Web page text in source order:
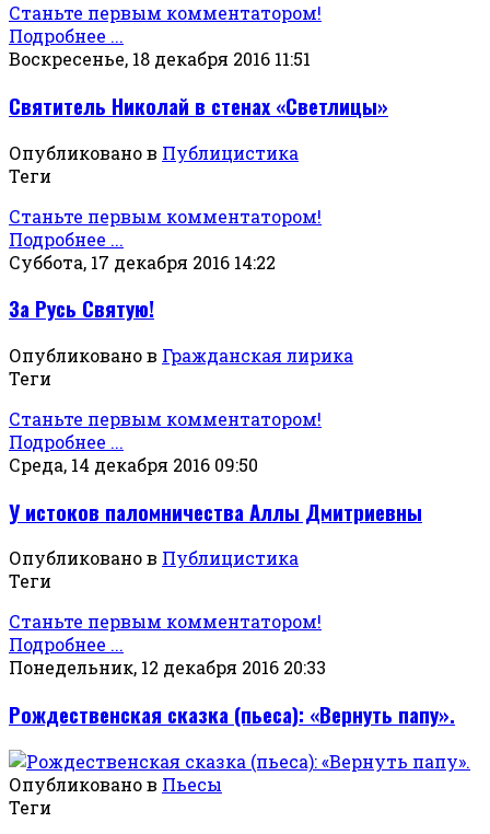
Станьте первым комментатором!
Подробнее ...
Воскресенье, 18 декабря 2016 11:51
Святитель Николай в стенах «Светлицы»
Опубликовано в Публицистика
Теги
Станьте первым комментатором!
Подробнее ...
Суббота, 17 декабря 2016 14:22
За Русь Святую!
Опубликовано в Гражданская лирика
Теги
Станьте первым комментатором!
Подробнее ...
Среда, 14 декабря 2016 09:50
У истоков паломничества Аллы Дмитриевны
Опубликовано в Публицистика
Теги
Станьте первым комментатором!
Подробнее ...
Понедельник, 12 декабря 2016 20:33
Рождественская сказка (пьеса): «Вернуть папу».
Опубликовано в Пьесы
Теги